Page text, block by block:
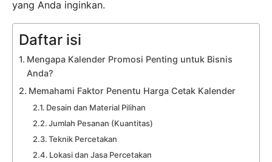
yang Anda inginkan.
Daftar isi
Mengapa Kalender Promosi Penting untuk Bisnis
Anda?
Memahami Faktor Penentu Harga Cetak Kalender
Desain dan Material Pilihan
Jumlah Pesanan (Kuantitas)
Teknik Percetakan
Lokasi dan Jasa Percetakan